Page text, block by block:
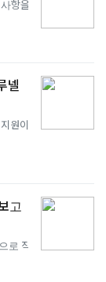
항을
넬
원이
고
로 작